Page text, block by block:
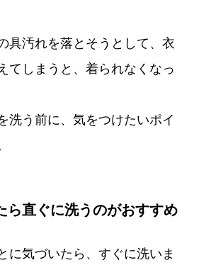
具汚れを落とそうとして、衣
てしまうと、着られなくなっ
洗う前に、気をつけたいポイ
ら直ぐに洗うのがおすすめ
に気づいたら、すぐに洗いま